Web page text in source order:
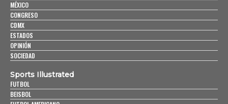
MÉXICO
CONGRESO
CDMX
ESTADOS
OPINIÓN
SOCIEDAD
Sports Illustrated
FUTBOL
BEISBOL